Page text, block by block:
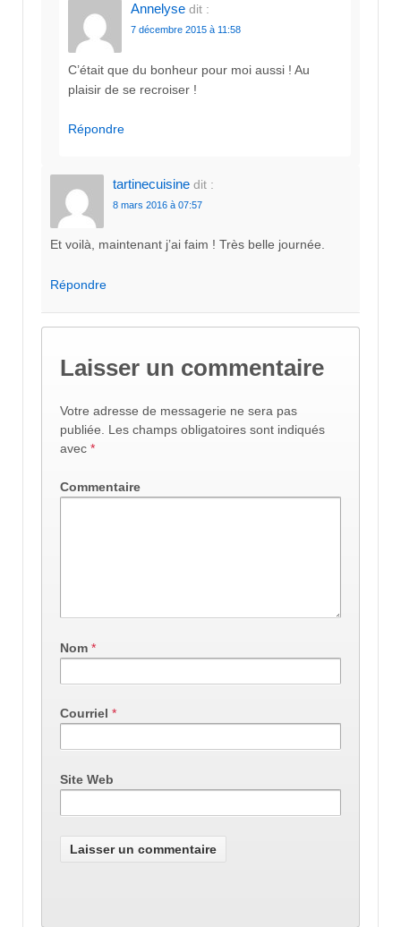
Annelyse dit :
7 décembre 2015 à 11:58
C’était que du bonheur pour moi aussi ! Au
plaisir de se recroiser !
Répondre
tartinecuisine dit :
8 mars 2016 à 07:57
Et voilà, maintenant j’ai faim ! Très belle journée.
Répondre
Laisser un commentaire
Votre adresse de messagerie ne sera pas
publiée.
Les champs obligatoires sont indiqués
avec *
Commentaire
Nom *
Courriel *
Site Web